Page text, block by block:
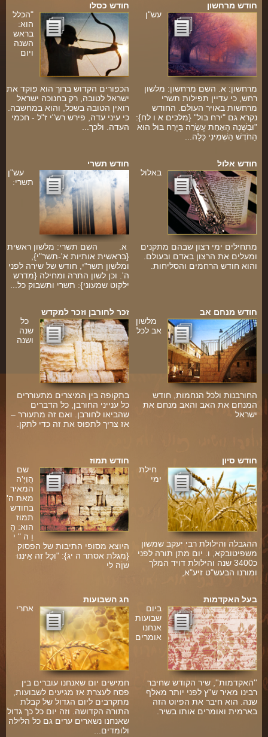
חודש כסלו
"הכלל
הוא:
בראש
השנה
ויום
הכפורים הקדוש ברוך הוא פוקד את
ישראל לטובה, רק בחנוכה ישראל
רואין הטובה בשכל, והוא במחשבה.
כי עיני עדה, פירש רש"י ז"ל - חכמי
העדה. ולכך...
חודש מרחשון
עש"ן
מרחשון: א. השם מרחשון: מלשון
רחש, כי עדיין תפילות תשרי
מרחשות באויר העולם. החודש
נקרא גם "ירח בול" {מלכים א ו לח}:
"וּבַשָּׁנָה הָאַחַת עֶשְׂרֵה בְּיֶרַח בּוּל הוּא
הַחֹדֶשׁ הַשְּׁמִינִי כָּלָה...
חודש תשרי
עש"ן
תשרי:
א. השם תשרי: מלשון ראשית
{בראשית אותיות א'-תשר"י},
ומלשון תשר"י, חודש של שירה לפני
ה'. וכן לשון התרה ומחילה {מדרש
ילקוט שמעוני}: תשרי ותשבוק כל...
חודש אלול
באלול
מתחילים ימי רצון שבהם מתקנים
ומעלים את הרצון באדם ובעולם.
והוא חודש הרחמים והסליחות.
זכר לחורבן וזכר למקדש
כל
שנה
ושנה
בתקופה בין המיצרים מתעוררים
כל ענייני החורבן, כל הדברים
שהביאו לחורבן. ואם זה מתעורר –
אז צריך לתפוס את זה כדי לתקן.
חודש מנחם אב
מלשון
אב לכל
החורבנות ולכל הנחמות, חודש
המנחם את האב והאב מנחם את
ישראל
חודש תמוז
שם
הֲוַיָּ'ה
המאיר
מאת ה'
בחודש
תמוז
הוא: הֶ
וֵ ה " יִ
היוצא מסופי התיבות של הפסוק
{מגלת אסתר ה יג}: "וְכָל זֶה אֵינֶנּוּ
שׁוֶֹה לִי
חודש סיון
חילת
ימי
ההגבלה והילולת רבי יעקב שמשון
משפיטובקא, ו. יום מתן תורה לפני
כ3400 שנה והילולת דויד המלך
ומורנו הבעש"ט זיע"א,
חג השבועות
אחרי
חמישים יום שאנחנו עוברים בין
פסח לעצרת אז מגיעים לשבועות,
מתקרבים ליום הגדול של קבלת
התורה הקדושה. וזה יום כל כך גדול
שאנחנו נשארים ערים גם כל הלילה
ולומדים...
בעל האקדמות
ביום
שבועות
אנחנו
אומרים
''האקדמות'', שיר הקודש שחיבר
רבינו מאיר ש''ץ לפני יותר מאלף
שנה. הוא חיבר את הפיוט הזה
בארמית ואומרים אותו בשיר.